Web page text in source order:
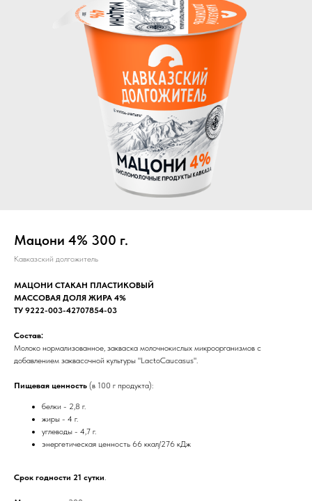
Мацони 4% 300 г.
Кавказский долгожитель
МАЦОНИ СТАКАН ПЛАСТИКОВЫЙ
МАССОВАЯ ДОЛЯ ЖИРА 4%
ТУ 9222-003-42707854-03
Состав:
Молоко нормализованное, закваска молочнокислых микроорганизмов с
добавлением заквасочной культуры "LactoCaucasus".
Пищевая ценность (в 100 г продукта):
белки - 2,8 г.
жиры - 4 г.
углеводы - 4,7 г.
энергетическая ценность 66 ккал/276 кДж
Срок годности 21 сутки.